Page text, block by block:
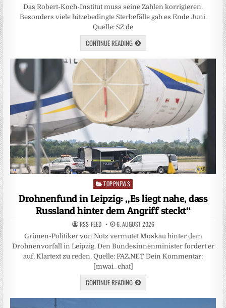
Das Robert-Koch-Institut muss seine Zahlen korrigieren.
Besonders viele hitzebedingte Sterbefälle gab es Ende Juni.
Quelle: SZ.de
CONTINUE READING
Posted
in
TOPPNEWS
Drohnenfund in Leipzig: „Es liegt nahe, dass
Russland hinter dem Angriff steckt“
RSS-FEED 6. AUGUST 2026
Grünen-Politiker von Notz vermutet Moskau hinter dem
Drohnenvorfall in Leipzig. Den Bundesinnenminister fordert er
auf, Klartext zu reden. Quelle: FAZ.NET Dein Kommentar:
[mwai_chat]
CONTINUE READING